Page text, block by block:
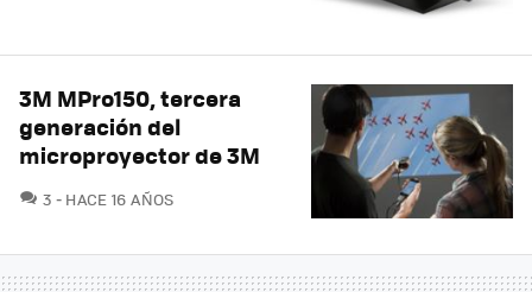
3M MPro150, tercera
generación del
microproyector de 3M
3 COMENTARIOS
HACE 16 AÑOS